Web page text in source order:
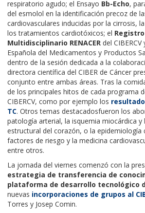
respiratorio agudo; el Ensayo Bb-Echo,
del esmolol en la identificación precoz de
cardiovasculares inducidas por la cirrosis,
los tratamientos cardiotóxicos; el
Multidisciplinario RENACER del CIBERCV
Española del Medicamentos y Productos
dentro de la sesión dedicada a la
directora científica del CIBER de Cáncer
conjunto entre ambas áreas. Tras la
de los principales hitos de cada programa
CIBERCV, como por ejemplo los
TC. Otros temas destacadosfueron los
patología arterial, la isquemia miocárdica y
estructural del corazón, o la epidemiología
factores de riesgo y la medicina
entre otros.
La jornada del viernes comenzó con la
estrategia de transferencia de
plataforma de desarrollo tecnológico
nuevas incorporaciones de grupos al
Torres y Josep Comin.